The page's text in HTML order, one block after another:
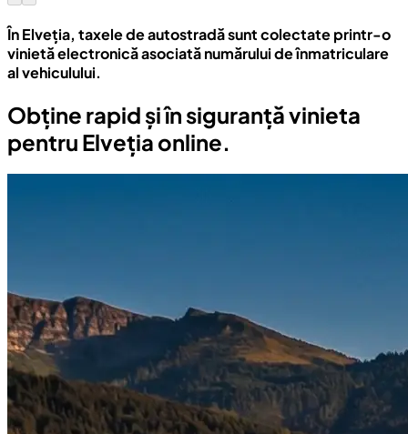
În Elveția, taxele de autostradă sunt colectate printr-o
vinietă electronică asociată numărului de înmatriculare
al vehiculului.
Obține rapid și în siguranță vinieta
pentru Elveția online.